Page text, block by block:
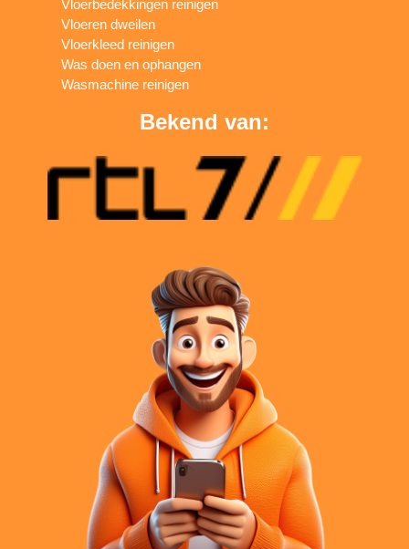
Vloerbedekkingen reinigen
Vloeren dweilen
Vloerkleed reinigen
Was doen en ophangen
Wasmachine reinigen
Bekend van: